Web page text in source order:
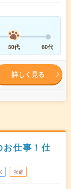
50代 60代
詳しく見る
お仕事！仕
派遣